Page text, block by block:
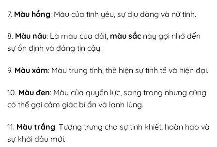
7. Màu hồng: Màu của tình yêu, sự dịu dàng và nữ tính.
8. Màu nâu: Là màu của đất, màu sắc này gợi nhớ đến
sự ổn định và đáng tin cậy.
9. Màu xám: Màu trung tính, thể hiện sự tinh tế và hiện đại.
10. Màu đen: Màu của quyền lực, sang trọng nhưng cũng
có thể gợi cảm giác bí ẩn và lạnh lùng.
11. Màu trắng: Tượng trưng cho sự tinh khiết, hoàn hảo và
sự khởi đầu mới.